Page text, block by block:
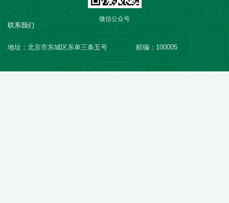
联系我们
地址：北京市东城区东单三条五号 邮编：100005
微信公众号